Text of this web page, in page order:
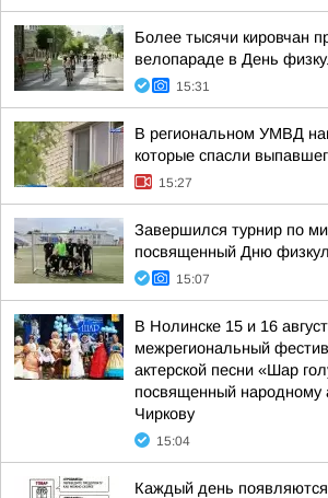
Более тысячи кировчан
велопараде в День
15:31
В региональном УМВД
которые спасли
15:27
Завершился турнир по
посвященный Дню
15:07
В Нолинске 15 и 16
межрегиональный
актерской песни «Шар
посвященный народному
Чиркову
15:04
Каждый день